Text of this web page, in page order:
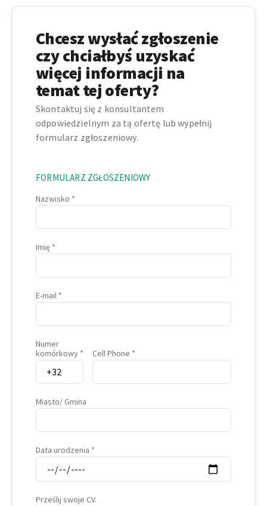
Chcesz wysłać zgłoszenie
czy chciałbyś uzyskać
więcej informacji na
temat tej oferty?
Skontaktuj się z konsultantem
odpowiedzielnym za tą ofertę lub wypełnij
formularz zgłoszeniowy.
FORMULARZ ZGŁOSZENIOWY
Nazwisko
Imię
E-mail
Numer
komórkowy
Cell Phone
Miasto/ Gmina
Data urodzenia
Prześlij swoje CV.